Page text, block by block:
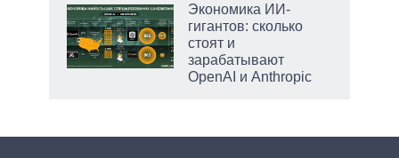
Экономика ИИ-
гигантов: сколько
стоят и
зарабатывают
OpenAI и Anthropic